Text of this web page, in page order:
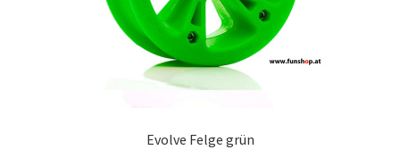
Evolve Felge grün